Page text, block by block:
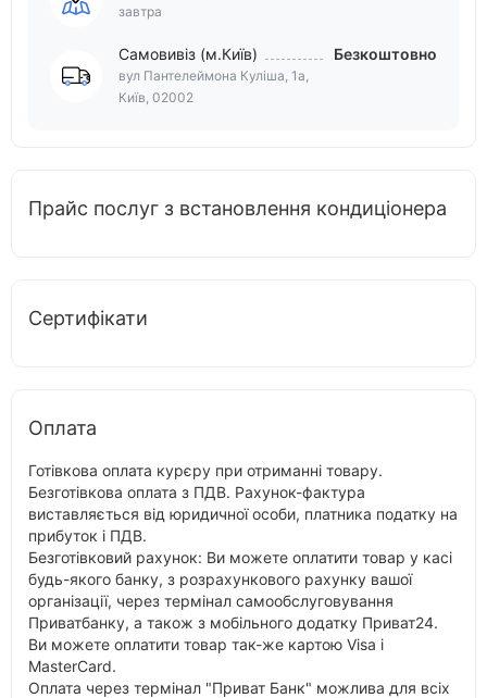
завтра
Самовивіз (м.Київ)
вул Пантелеймона Куліша, 1а,
Київ, 02002
Безкоштовно
Прайс послуг з встановлення кондиціонера
Сертифікати
Оплата
Готівкова оплата курєру при отриманні товару.
Безготівкова оплата з ПДВ. Рахунок-фактура
виставляється від юридичної особи, платника податку на
прибуток і ПДВ.
Безготівковий рахунок: Ви можете оплатити товар у касі
будь-якого банку, з розрахункового рахунку вашої
організації, через термінал самообслуговування
Приватбанку, а також з мобільного додатку Приват24.
Ви можете оплатити товар так-же картою Visa і
MasterCard.
Оплата через термінал "Приват Банк" можлива для всіх